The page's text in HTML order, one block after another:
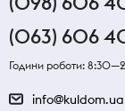
(063) 606
Години роботи:
info@kuldom.ua